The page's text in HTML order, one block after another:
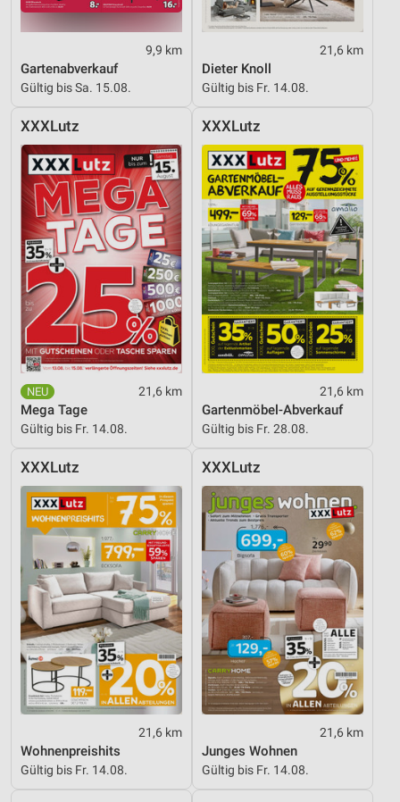
9,9 km
Gartenabverkauf
Gültig bis Sa. 15.08.
21,6 km
Dieter Knoll
Gültig bis Fr. 14.08.
XXXLutz
21,6 km
Mega Tage
Gültig bis Fr. 14.08.
XXXLutz
21,6 km
Gartenmöbel-Abverkauf
Gültig bis Fr. 28.08.
XXXLutz
21,6 km
Wohnenpreishits
Gültig bis Fr. 14.08.
XXXLutz
21,6 km
Junges Wohnen
Gültig bis Fr. 14.08.
Erstellung von Profilen für personalisierte
Verwendung von Profilen zur Auswahl
personalisierter Werbung
Erstellung von Profilen zur Personalisierung
von Inhalten
Verwendung von Profilen zur Auswahl
personalisierter Inhalte
Messung der Werbeleistung
Messung der Performance von Inhalten
Analyse von Zielgruppen durch Statistiken oder
Kombinationen von Daten aus verschiedenen
Quellen
Entwicklung und Verbesserung der Angebote
Verwendung reduzierter Daten zur Auswahl von
Inhalten
Verwendung genauer Standortdaten
Geräte anhand von aktiv angeforderten
Informationen identifizieren
Nicht-IAB-Verarbeitungszwecke:
Notwendig
Performance
Funktional
Werbung